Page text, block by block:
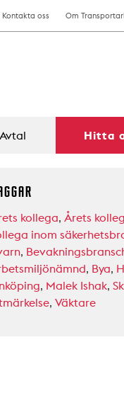
Kontakta oss Om
Hitta
kollega, Årets
inom
,
, Bya,
, Malek Ishak,
, Väktare